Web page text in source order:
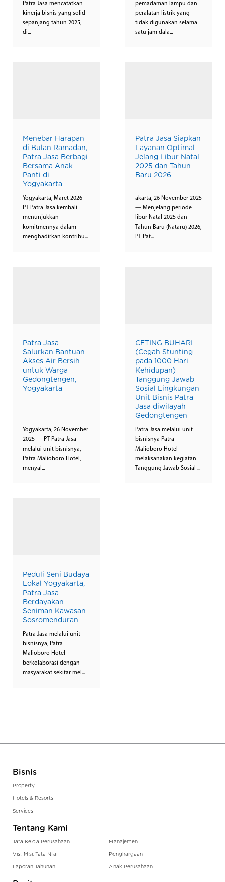
Patra Jasa mencatatkan
kinerja bisnis yang solid
sepanjang tahun 2025,
di...
pemadaman lampu dan
peralatan listrik yang
tidak digunakan selama
satu jam dala...
Menebar Harapan
di Bulan Ramadan,
Patra Jasa Berbagi
Bersama Anak
Panti di
Yogyakarta
Yogyakarta, Maret 2026 —
PT Patra Jasa kembali
menunjukkan
komitmennya dalam
menghadirkan kontribu...
Patra Jasa Siapkan
Layanan Optimal
Jelang Libur Natal
2025 dan Tahun
Baru 2026
akarta, 26 November 2025
— Menjelang periode
libur Natal 2025 dan
Tahun Baru (Nataru) 2026,
PT Pat...
Patra Jasa
Salurkan Bantuan
Akses Air Bersih
untuk Warga
Gedongtengen,
Yogyakarta
Yogyakarta, 26 November
2025 — PT Patra Jasa
melalui unit bisnisnya,
Patra Malioboro Hotel,
menyal...
CETING BUHARI
(Cegah Stunting
pada 1000 Hari
Kehidupan)
Tanggung Jawab
Sosial Lingkungan
Unit Bisnis Patra
Jasa diwilayah
Gedongtengen
Patra Jasa melalui unit
bisnisnya Patra
Malioboro Hotel
melaksanakan kegiatan
Tanggung Jawab Sosial ...
Peduli Seni Budaya
Lokal Yogyakarta,
Patra Jasa
Berdayakan
Seniman Kawasan
Sosromenduran
Patra Jasa melalui unit
bisnisnya, Patra
Malioboro Hotel
berkolaborasi dengan
masyarakat sekitar mel...
Bisnis
Property
Hotels & Resorts
Services
Tentang Kami
Tata Kelola Perusahaan
Visi, Misi, Tata Nilai
Laporan Tahunan
Manajemen
Penghargaan
Anak Perusahaan